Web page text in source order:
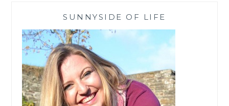
SUNNYSIDE OF LIFE